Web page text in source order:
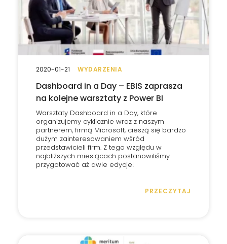
WYDARZENIA
Dashboard in a Day – EBIS zaprasza
na kolejne warsztaty z Power BI
Warsztaty Dashboard in a Day, które
organizujemy cyklicznie wraz z naszym
partnerem, firmą Microsoft, cieszą się bardzo
dużym zainteresowaniem wśród
przedstawicieli firm. Z tego względu w
najbliższych miesiącach postanowiliśmy
przygotować aż dwie edycje!
PRZECZYTAJ
2020-01-21